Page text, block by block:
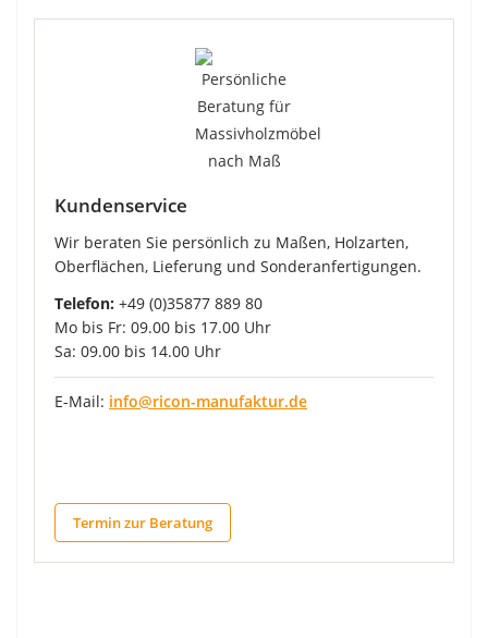
Kundenservice
Wir beraten Sie persönlich zu Maßen, Holzarten,
Oberflächen, Lieferung und Sonderanfertigungen.
Telefon: +49 (0)35877 889 80
Mo bis Fr: 09.00 bis 17.00 Uhr
Sa: 09.00 bis 14.00 Uhr
E-Mail: info@ricon-manufaktur.de
Termin zur Beratung